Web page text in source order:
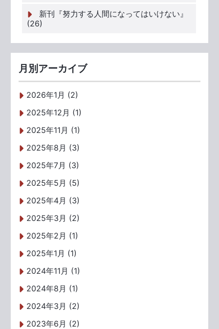
新刊『努力する人間になってはいけない』
(26)
月別アーカイブ
2026年1月 (2)
2025年12月 (1)
2025年11月 (1)
2025年8月 (3)
2025年7月 (3)
2025年5月 (5)
2025年4月 (3)
2025年3月 (2)
2025年2月 (1)
2025年1月 (1)
2024年11月 (1)
2024年8月 (1)
2024年3月 (2)
2023年6月 (2)